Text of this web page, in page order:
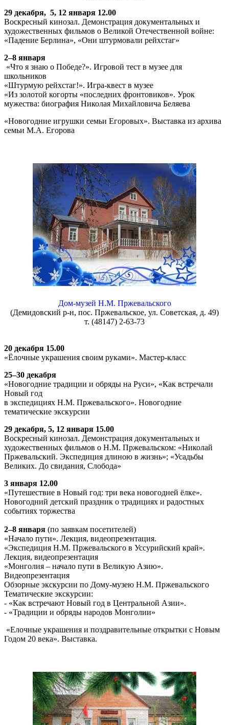
29 декабря, 5, 12 января 12.00
Воскресный кинозал. Демонстрация документальных и
художественных фильмов о Великой Отечественной войне:
«Падение Берлина», «Они штурмовали рейхстаг»
2–8 января
«Что я знаю о Победе?». Игровой тест в музее для
школьников
«Штурмую рейхстаг!». Игра-квест в музее
«Из золотой когорты «последних фронтовиков». Урок
мужества: биография Николая Михайловича Беляева
«Новогодние игрушки семьи Егоровых». Выставка из архива
семьи М.А. Егорова
Дом-музей Н.М. Пржевальского
(Демидовский р-н, пос. Пржевальское, ул. Советская, д. 49)
т. (48147) 2-63-73
20 декабря 15.00
«Ёлочные украшения своим руками». Мастер-класс
25–30 декабря
«Новогодние традиции и обряды на Руси», «Как встречали
Новый год
в экспедициях Н.М. Пржевальского». Новогодние
тематические экскурсии
29 декабря, 5, 12 января 15.00
Воскресный кинозал. Демонстрация документальных и
художественных фильмов о Н.М. Пржевальском: «Николай
Пржевальский. Экспедиция длиною в жизнь»; «Усадьбы
Великих. До свидания, Слобода»
3 января 12.00
«Путешествие в Новый год: три века новогодней ёлке».
Новогодний детский праздник о традициях и радостных
событиях торжества
2–8 января (по заявкам посетителей)
«Начало пути». Лекция, видеопрезентация.
«Экспедиция Н.М. Пржевальского в Уссурийский край».
Лекция, видеопрезентация
«Монголия – начало пути в Великую Азию».
Видеопрезентация
Обзорные экскурсии по Дому-музею Н.М. Пржевальского
Тематические экскурсии:
- «Как встречают Новый год в Центральной Азии».
- «Традиции и обряды народов Монголии»
«Елочные украшения и поздравительные открытки с Новым
Годом 20 века». Выставка.